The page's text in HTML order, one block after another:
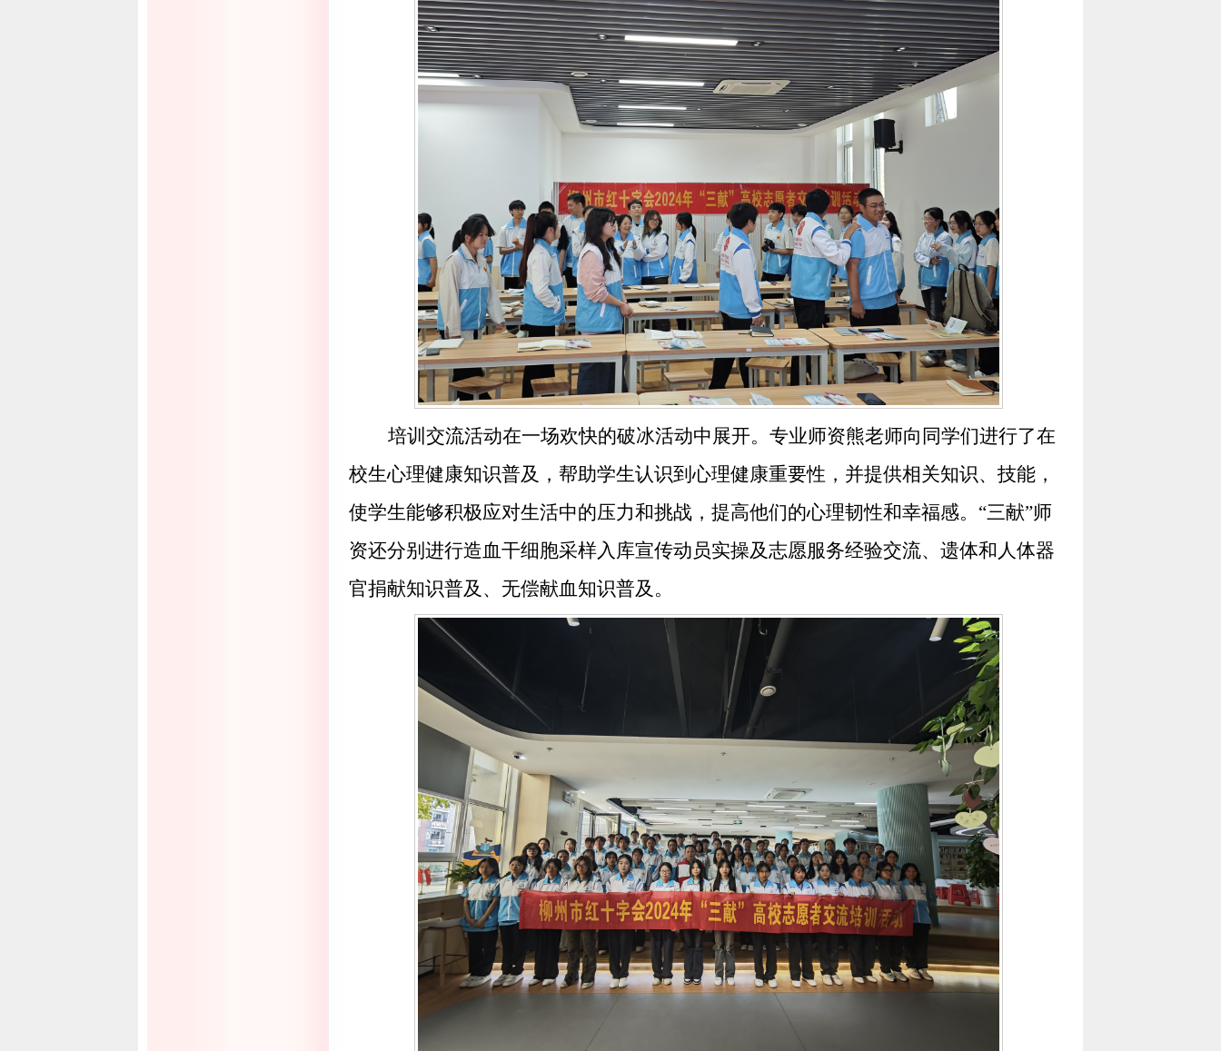
培训交流活动在一场欢快的破冰活动中展开。专业师资熊老师向同学们进行了在
校生心理健康知识普及，帮助学生认识到心理健康重要性，并提供相关知识、技能，
使学生能够积极应对生活中的压力和挑战，提高他们的心理韧性和幸福感。 “三献”师
资还分别进行造血干细胞采样入库宣传动员实操及志愿服务经验交流、遗体和人体器
官捐献知识普及、无偿献血知识普及。